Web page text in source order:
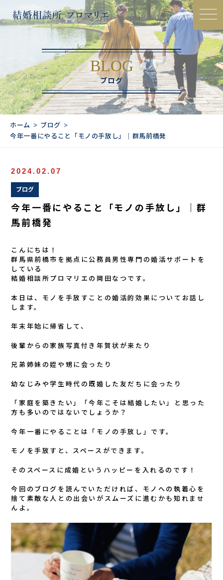
BLOG
ブログ
ホーム
ブログ
今年一番にやること「モノの手放し」｜群馬前橋発
2024.02.07
ブログ
今年一番にやること「モノの手放し」｜群
馬前橋発
こんにちは！
群馬県前橋市を拠点に公務員男性専門の婚活サポートを
している
結婚相談所プロマリエの岡田なつです。
本日は、モノを手放すことの婚活的効果についてお話し
します。
年末年始に帰省して、
後輩からの家族写真付き年賀状が来たり
兄弟姉妹の姪や甥に会ったり
幼なじみや学生時代の既婚した友だちに会ったり
「家庭を築きたい」「今年こそは結婚したい」と思った
方も多いのではないでしょうか？
今年一番にやることは「モノの手放し」です。
モノを手放すと、スペースができます。
そのスペースに成婚というハッピーを入れるのです！
今回のブログを読んでいただければ、モノへの執着心を
捨て素敵な人との出会いがスムーズに進むかも知れませ
んよ。